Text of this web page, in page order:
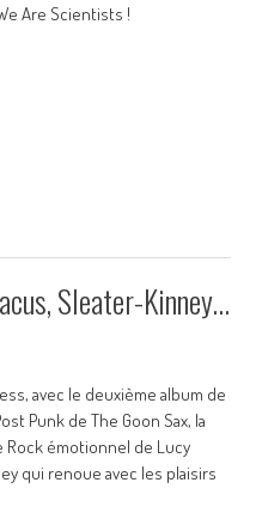
Are Scientists !
Sleater-Kinney…
avec le deuxième album de
Punk de The Goon Sax, la
Rock émotionnel de Lucy
qui renoue avec les plaisirs